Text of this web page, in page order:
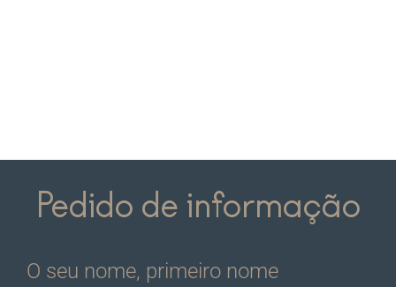
Pedido de informação
O seu nome, primeiro nome